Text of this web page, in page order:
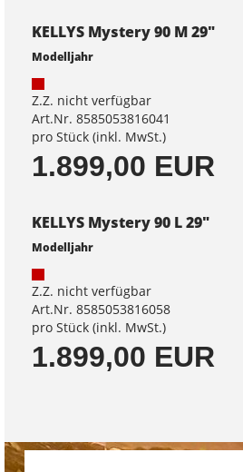
KELLYS Mystery 90 M 29"
Modelljahr
Z.Z. nicht verfügbar
Art.Nr. 8585053816041
pro Stück (inkl. MwSt.)
1.899,00 EUR
KELLYS Mystery 90 L 29"
Modelljahr
Z.Z. nicht verfügbar
Art.Nr. 8585053816058
pro Stück (inkl. MwSt.)
1.899,00 EUR